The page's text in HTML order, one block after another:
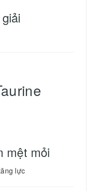
mệt mỏi
lực